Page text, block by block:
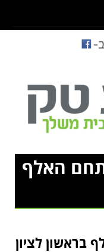
האלף
בראשון לציון